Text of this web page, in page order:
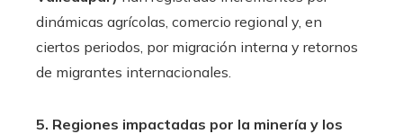
dinámicas agrícolas, comercio regional y, en
ciertos periodos, por migración interna y retornos
de migrantes internacionales.
5. Regiones impactadas por la minería y los